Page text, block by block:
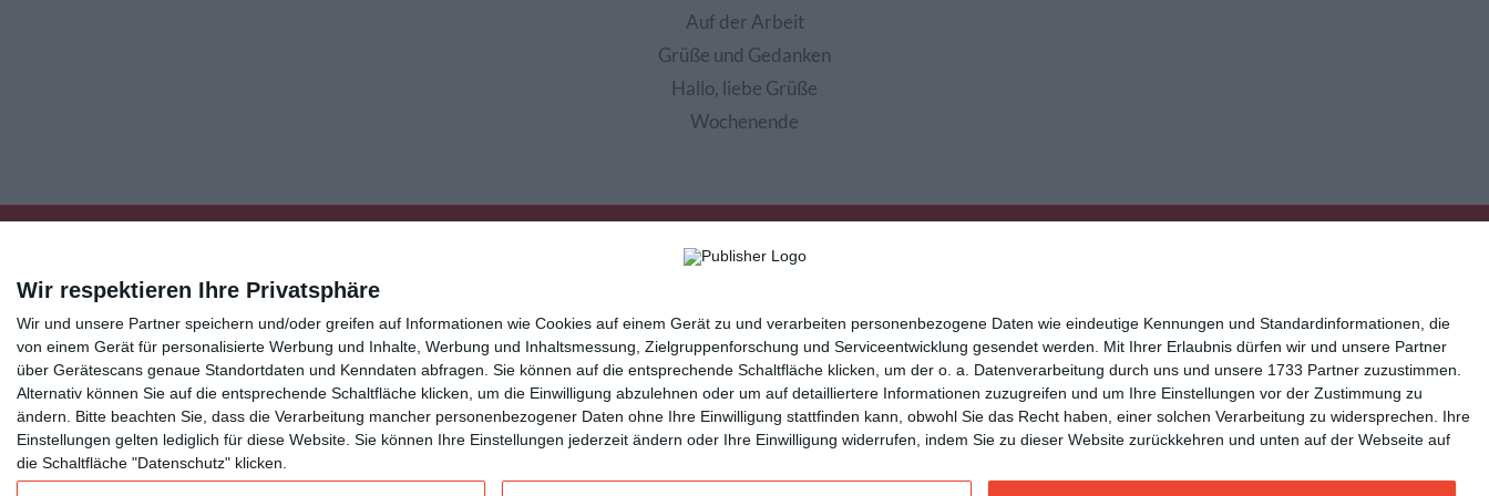
Wir respektieren Ihre Privatsphäre
Wir und unsere Partner speichern und/oder greifen auf Informationen wie Cookies auf einem Gerät zu und verarbeiten personenbezogene Daten wie eindeutige Kennungen und Standardinformationen, die
von einem Gerät für personalisierte Werbung und Inhalte, Werbung und Inhaltsmessung, Zielgruppenforschung und Serviceentwicklung gesendet werden.
Mit Ihrer Erlaubnis dürfen wir und unsere Partner
über Gerätescans genaue Standortdaten und Kenndaten abfragen. Sie können auf die entsprechende Schaltfläche klicken, um der o. a. Datenverarbeitung durch uns und unsere 1733 Partner zuzustimmen.
Alternativ können Sie auf die entsprechende Schaltfläche klicken, um die Einwilligung abzulehnen oder um auf detailliertere Informationen zuzugreifen und um Ihre Einstellungen vor der Zustimmung zu
ändern.
Bitte beachten Sie, dass die Verarbeitung mancher personenbezogener Daten ohne Ihre Einwilligung stattfinden kann, obwohl Sie das Recht haben, einer solchen Verarbeitung zu widersprechen. Ihre
Einstellungen gelten lediglich für diese Website. Sie können Ihre Einstellungen jederzeit ändern oder Ihre Einwilligung widerrufen, indem Sie zu dieser Website zurückkehren und unten auf der Webseite auf
die Schaltfläche "Datenschutz" klicken.
Auf der Arbeit
Grüße und Gedanken
Hallo, liebe Grüße
Wochenende
Kisseo©
Entdecken Sie auch: Ereignis-Kalender Kisseo Newsletter Hilfe / FAQ Nutzungsbedingungen Impressum
Kisseo auf Facebook
Unsere Grußkarten auf anderen Sprachen:
free ecards cartes de voeux tarjetas virtuales
cartoline di auguri
Verschicken Sieoriginelle Geburtstagskarten